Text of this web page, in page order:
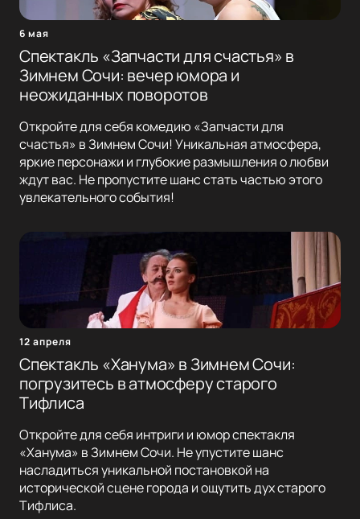
6 мая
Спектакль «Запчасти для счастья» в
Зимнем Сочи: вечер юмора и
неожиданных поворотов
Откройте для себя комедию «Запчасти для
счастья» в Зимнем Сочи! Уникальная атмосфера,
яркие персонажи и глубокие размышления о любви
ждут вас. Не пропустите шанс стать частью этого
увлекательного события!
12 апреля
Спектакль «Ханума» в Зимнем Сочи:
погрузитесь в атмосферу старого
Тифлиса
Откройте для себя интриги и юмор спектакля
«Ханума» в Зимнем Сочи. Не упустите шанс
насладиться уникальной постановкой на
исторической сцене города и ощутить дух старого
Тифлиса.